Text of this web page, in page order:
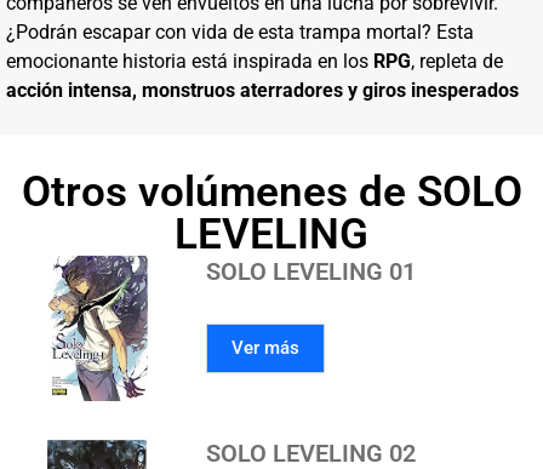
¿Podrán escapar con vida de esta trampa mortal? Esta
emocionante historia está inspirada en los RPG, repleta de
acción intensa, monstruos aterradores y giros inesperados
Otros volúmenes de SOLO
LEVELING
SOLO LEVELING 01
Ver más
SOLO LEVELING 02